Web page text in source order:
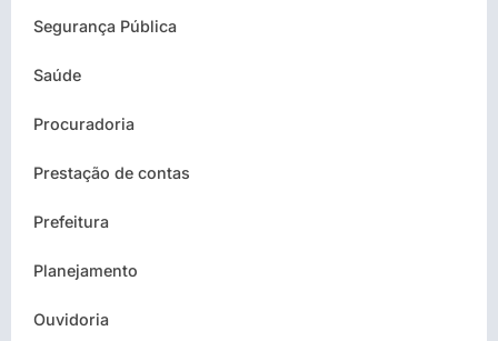
Segurança Pública
Saúde
Procuradoria
Prestação de contas
Prefeitura
Planejamento
Ouvidoria